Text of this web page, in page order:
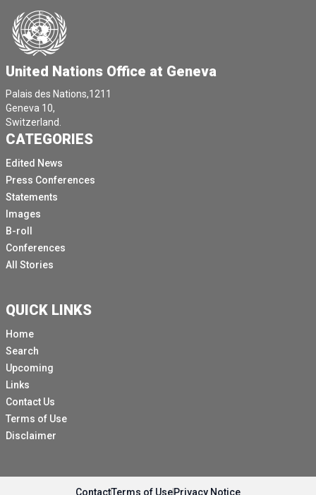
United Nations Office at Geneva
Palais des Nations,1211
Geneva 10,
Switzerland.
CATEGORIES
Edited News
Press Conferences
Statements
Images
B-roll
Conferences
All Stories
QUICK LINKS
Home
Search
Upcoming
Links
Contact Us
Terms of Use
Disclaimer
ContactTerms of UsePrivacy Notice